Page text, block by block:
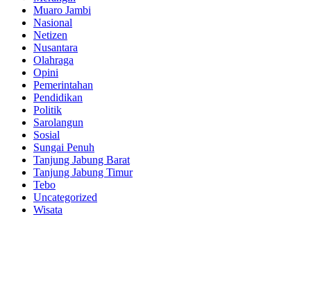
Muaro Jambi
Nasional
Netizen
Nusantara
Olahraga
Opini
Pemerintahan
Pendidikan
Politik
Sarolangun
Sosial
Sungai Penuh
Tanjung Jabung Barat
Tanjung Jabung Timur
Tebo
Uncategorized
Wisata